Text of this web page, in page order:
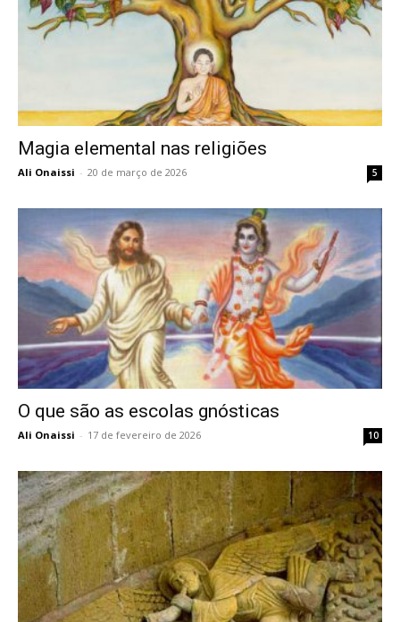
Magia elemental nas religiões
Ali Onaissi - 20 de março de 2026 5
O que são as escolas gnósticas
Ali Onaissi - 17 de fevereiro de 2026 10